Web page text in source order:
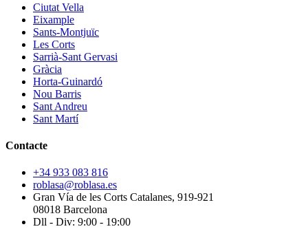
Ciutat Vella
Eixample
Sants-Montjuïc
Les Corts
Sarrià-Sant Gervasi
Gràcia
Horta-Guinardó
Nou Barris
Sant Andreu
Sant Martí
Contacte
+34 933 083 816
roblasa@roblasa.es
Gran Vía de les Corts Catalanes, 919-921
08018 Barcelona
Dll - Div: 9:00 - 19:00